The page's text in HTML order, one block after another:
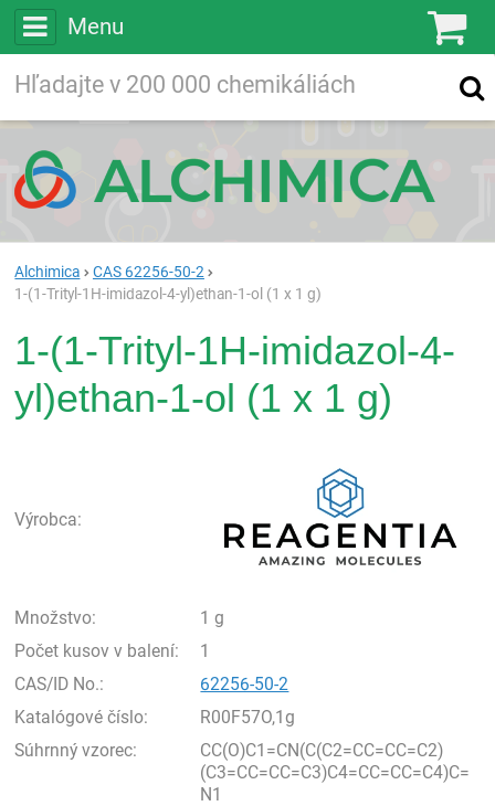
Menu
Vyhľadávanie
Alchimica
CAS 62256-50-2
1-(1-Trityl-1H-imidazol-4-yl)ethan-1-ol (1 x 1 g)
1-(1-Trityl-1H-imidazol-4-
yl)ethan-1-ol (1 x 1 g)
Výrobca:
Množstvo:
1 g
Počet kusov v balení:
1
CAS/ID No.:
62256-50-2
Katalógové číslo:
R00F57O,1g
Súhrnný vzorec:
CC(O)C1=CN(C(C2=CC=CC=C2)
(C3=CC=CC=C3)C4=CC=CC=C4)C=
N1